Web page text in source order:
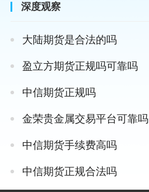
深度观察
大陆期货是合法的吗
盈立方期货正规吗可靠吗
中信期货正规吗
金荣贵金属交易平台可靠吗
中信期货手续费高吗
中信期货正规合法吗